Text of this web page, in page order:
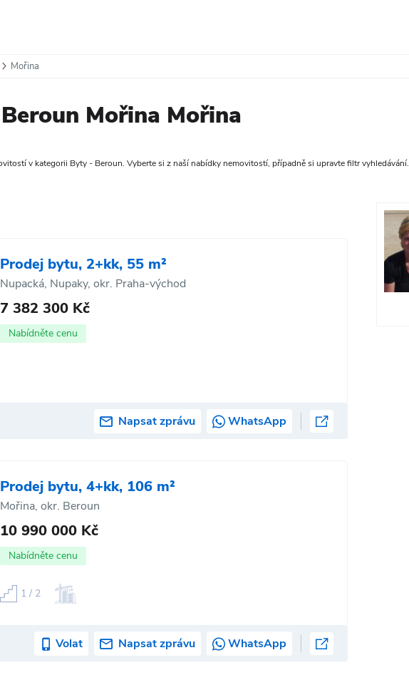
Mořina
Mořina Mořina
v kategorii Byty - Beroun. Vyberte si z naší nabídky nemovitostí, případně si upravte filtr vyhledávání.
Prodej bytu, 2+kk, 55 m²
Nupacká, Nupaky, okr. Praha-východ
7 382 300 Kč
Nabídněte cenu
Napsat zprávu WhatsApp
Prodej bytu, 4+kk, 106 m²
Mořina, okr. Beroun
10 990 000 Kč
Nabídněte cenu
1 / 2
Volat Napsat zprávu WhatsApp